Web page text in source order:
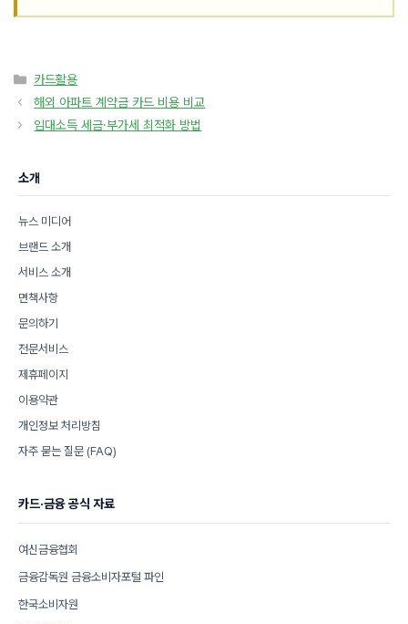
카
테
리
카드활용
해외 아파트 계약금 카드 비용 비교
임대소득 세금·부가세 최적화 방법
소개
뉴스 미디어
브랜드 소개
서비스 소개
면책사항
문의하기
전문서비스
제휴페이지
이용약관
개인정보 처리방침
자주 묻는 질문 (FAQ)
카드·금융 공식 자료
여신금융협회
금융감독원 금융소비자포털 파인
한국소비자원